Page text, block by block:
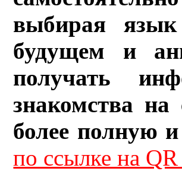
выбирая
будущем и
получать
знакомства на
более полную
по ссылке на